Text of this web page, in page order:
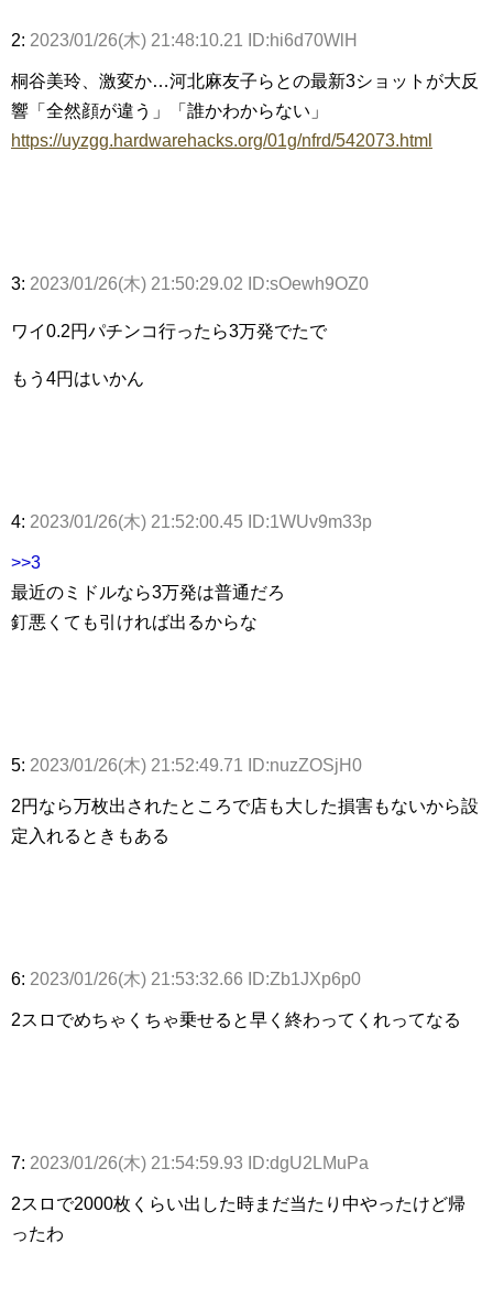
2: 2023/01/26(木) 21:48:10.21 ID:hi6d70WlH
桐谷美玲、激変か…河北麻友子らとの最新3ショットが大反
響「全然顔が違う」「誰かわからない」
https://uyzgg.hardwarehacks.org/01g/nfrd/542073.html
3: 2023/01/26(木) 21:50:29.02 ID:sOewh9OZ0
ワイ0.2円パチンコ行ったら3万発でたで
もう4円はいかん
4: 2023/01/26(木) 21:52:00.45 ID:1WUv9m33p
>>3
最近のミドルなら3万発は普通だろ
釘悪くても引ければ出るからな
5: 2023/01/26(木) 21:52:49.71 ID:nuzZOSjH0
2円なら万枚出されたところで店も大した損害もないから設
定入れるときもある
6: 2023/01/26(木) 21:53:32.66 ID:Zb1JXp6p0
2スロでめちゃくちゃ乗せると早く終わってくれってなる
7: 2023/01/26(木) 21:54:59.93 ID:dgU2LMuPa
2スロで2000枚くらい出した時まだ当たり中やったけど帰
ったわ